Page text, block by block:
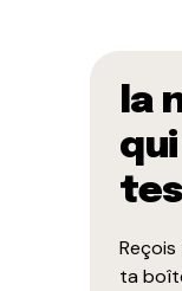
la
ta